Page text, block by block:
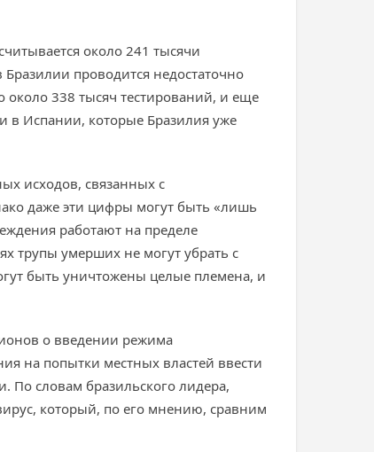
около 241 тысячи
проводится недостаточно
около 338 тысяч тестирований, и еще
в Испании, которые Бразилия уже
исходов, связанных с
даже эти цифры могут быть «лишь
работают на пределе
трупы умерших не могут убрать с
быть уничтожены целые племена, и
о введении режима
на попытки местных властей ввести
По словам бразильского лидера,
который, по его мнению, сравним